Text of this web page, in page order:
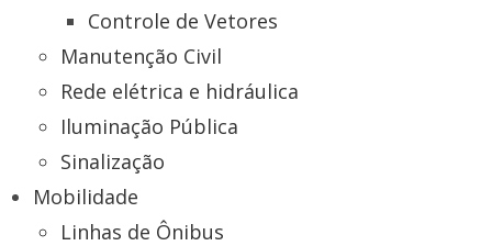
Controle de Vetores
Manutenção Civil
Rede elétrica e hidráulica
Iluminação Pública
Sinalização
Mobilidade
Linhas de Ônibus